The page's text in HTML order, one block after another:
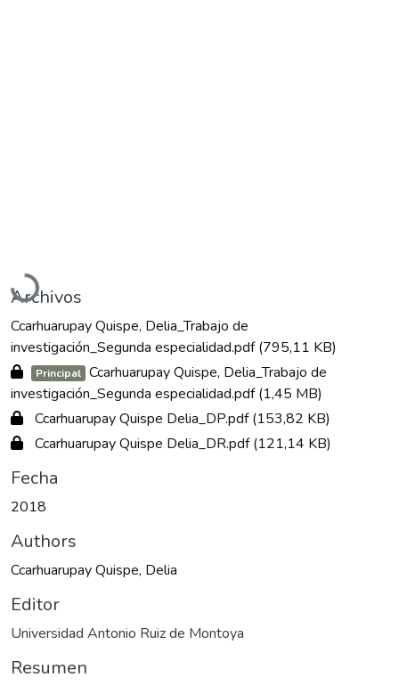
Cargando...
Archivos
Ccarhuarupay Quispe, Delia_Trabajo de
investigación_Segunda especialidad.pdf(795,11 KB)
Principal Ccarhuarupay Quispe, Delia_Trabajo de
investigación_Segunda especialidad.pdf(1,45 MB)
Ccarhuarupay Quispe Delia_DP.pdf(153,82 KB)
Ccarhuarupay Quispe Delia_DR.pdf(121,14 KB)
Fecha
2018
Authors
Ccarhuarupay Quispe, Delia
Editor
Universidad Antonio Ruiz de Montoya
Resumen